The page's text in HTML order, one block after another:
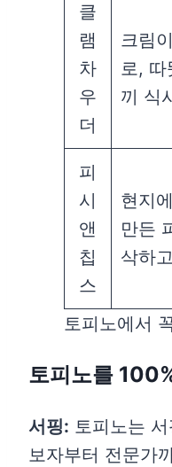
클
램
차
우
더
크림
로, 따
끼 식
피
시
앤
칩
스
현지
만든
삭하
토피노에서
토피노를
서핑: 토피노는
보자부터 전문가